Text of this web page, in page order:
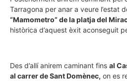
Tarragona per anar a veure l’estat
“Mamometro” de la platja del
històrica d’aquest èxit aconseguit
Des d’allí anirem caminant fins al
al carrer de Sant Domènec, on es